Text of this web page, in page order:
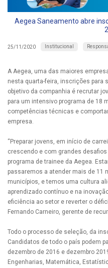
Aegea Saneamento abre
25/11/2020 Institucional
A Aegea, uma das maiores
nesta quarta-feira, inscrições para
objetivo da companhia é recrutar
para um intensivo programa de 18
competências técnicas e
empresa.
“Preparar jovens, em início de
crescendo e com grandes
programa de trainee da Aegea.
passaremos a atender mais de 11
municípios, e temos uma cultura
aprendizado contínuo e na
eficiência ao setor e reverter o
Fernando Carneiro, gerente de
Todo o processo de seleção, da
Candidatos de todo o país podem
dezembro de 2016 e dezembro
Engenharias, Matemática,